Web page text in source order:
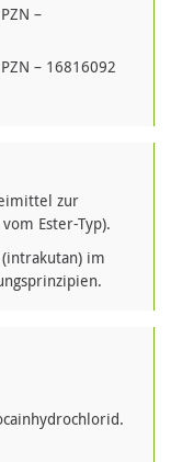
–
– 16816092
zur
Ester-Typ).
im